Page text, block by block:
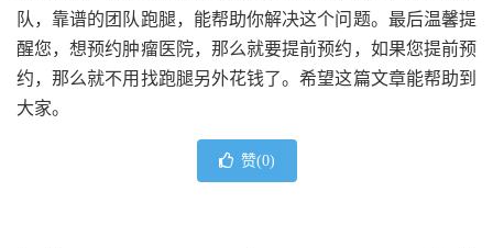
队，靠谱的团队跑腿，能帮助你解决这个问题。最后温馨提
醒您，想预约肿瘤医院，那么就要提前预约，如果您提前预
约，那么就不用找跑腿另外花钱了。希望这篇文章能帮助到
大家。
赞(0)